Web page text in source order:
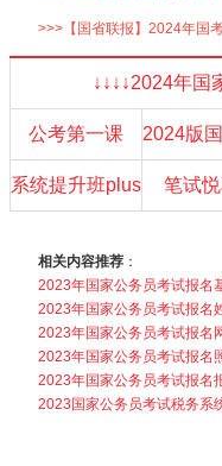
>>>【国省联报】2024年国
↓↓↓↓2024年国
公考第一课 2024版
系统提升班plus 笔试
相关内容推荐 ：
2023年国家公务员考试报名
2023年国家公务员考试报名
2023年国家公务员考试报名
2023年国家公务员考试报名
2023年国家公务员考试报名
2023国家公务员考试税务系